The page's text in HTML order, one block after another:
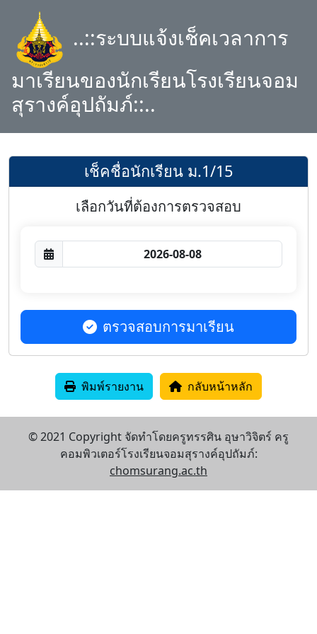
..::ระบบแจ้งเช็คเวลาการ
มาเรียนของนักเรียนโรงเรียนจอม
สุรางค์อุปถัมภ์::..
เช็คชื่อนักเรียน ม.1/15
เลือกวันที่ต้องการตรวจสอบ
ตรวจสอบการมาเรียน
พิมพ์รายงาน กลับหน้าหลัก
© 2021 Copyright จัดทำโดยครูทรรศิน อุษาวิจิตร์ ครู
คอมพิวเตอร์โรงเรียนจอมสุรางค์อุปถัมภ์:
chomsurang.ac.th